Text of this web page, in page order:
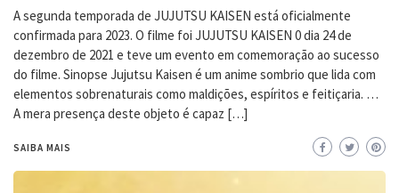
A segunda temporada de JUJUTSU KAISEN está oficialmente
confirmada para 2023. O filme foi JUJUTSU KAISEN 0 dia 24 de
dezembro de 2021 e teve um evento em comemoração ao sucesso
do filme. Sinopse Jujutsu Kaisen é um anime sombrio que lida com
elementos sobrenaturais como maldições, espíritos e feitiçaria. …
A mera presença deste objeto é capaz […]
SAIBA MAIS